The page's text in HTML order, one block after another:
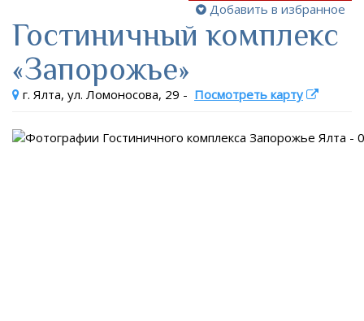
Добавить в избранное
Гостиничный комплекс
«Запорожье»
г. Ялта, ул. Ломоносова, 29 - Посмотреть карту